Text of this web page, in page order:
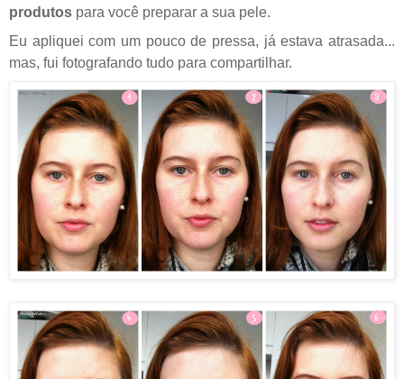
produtos para você preparar a sua pele.
Eu apliquei com um pouco de pressa, já estava atrasada...
mas, fui fotografando tudo para compartilhar.